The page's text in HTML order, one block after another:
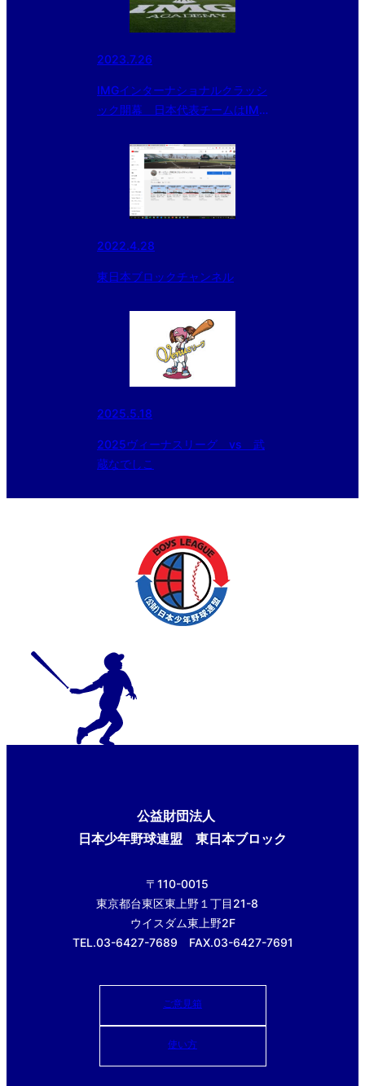
2023.7.26
IMGインターナショナルクラッシ
ック開幕 日本代表チームはIMG
2022.4.28
東日本ブロックチャンネル
2025.5.18
2025ヴィーナスリーグ vs 武
蔵なでしこ
公益財団法人
日本少年野球連盟 東日本ブロック
〒110-0015
東京都台東区東上野１丁目21-8
ウイスダム東上野2F
TEL.03-6427-7689 FAX.03-6427-7691
ご意見箱
使い方